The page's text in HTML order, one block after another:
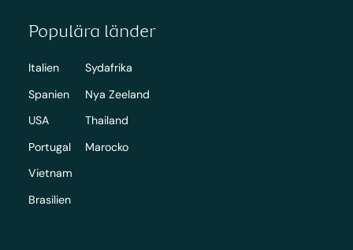
Populära länder
Italien
Spanien
USA
Portugal
Vietnam
Brasilien
Sydafrika
Nya Zeeland
Thailand
Marocko